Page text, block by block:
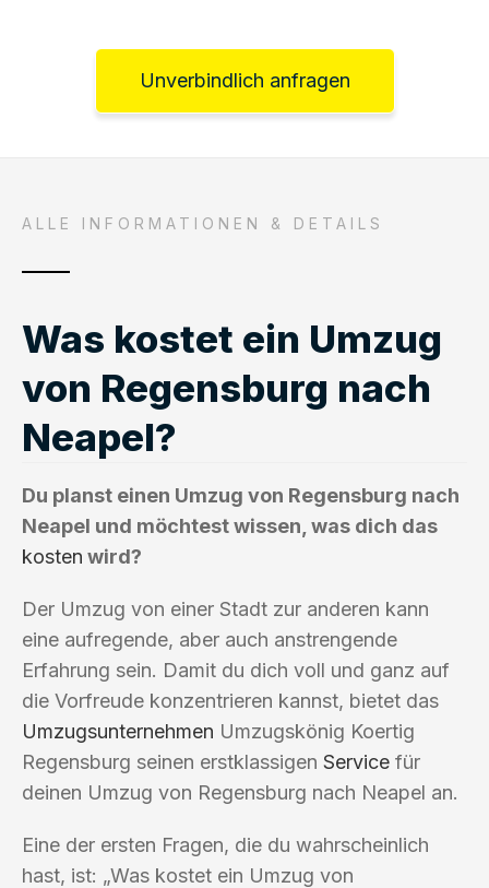
Unverbindlich anfragen
ALLE INFORMATIONEN & DETAILS
Was kostet ein Umzug
von Regensburg nach
Neapel?
Du planst einen Umzug von Regensburg nach
Neapel und möchtest wissen, was dich das
kosten wird?
Der Umzug von einer Stadt zur anderen kann
eine aufregende, aber auch anstrengende
Erfahrung sein. Damit du dich voll und ganz auf
die Vorfreude konzentrieren kannst, bietet das
Umzugsunternehmen Umzugskönig Koertig
Regensburg seinen erstklassigen Service für
deinen Umzug von Regensburg nach Neapel an.
Eine der ersten Fragen, die du wahrscheinlich
hast, ist: „Was kostet ein Umzug von